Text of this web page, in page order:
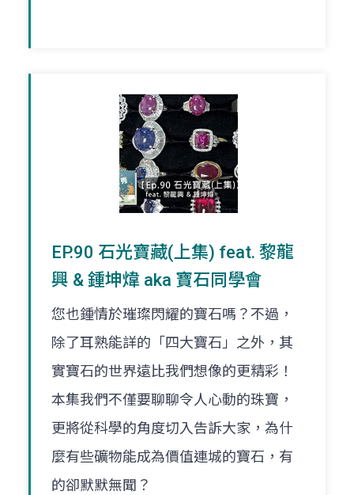
EP.90 石光寶藏(上集) feat. 黎龍
興 & 鍾坤煒 aka 寶石同學會
您也鍾情於璀璨閃耀的寶石嗎？不過，
除了耳熟能詳的「四大寶石」之外，其
實寶石的世界遠比我們想像的更精彩！
本集我們不僅要聊聊令人心動的珠寶，
更將從科學的角度切入告訴大家，為什
麼有些礦物能成為價值連城的寶石，有
的卻默默無聞？